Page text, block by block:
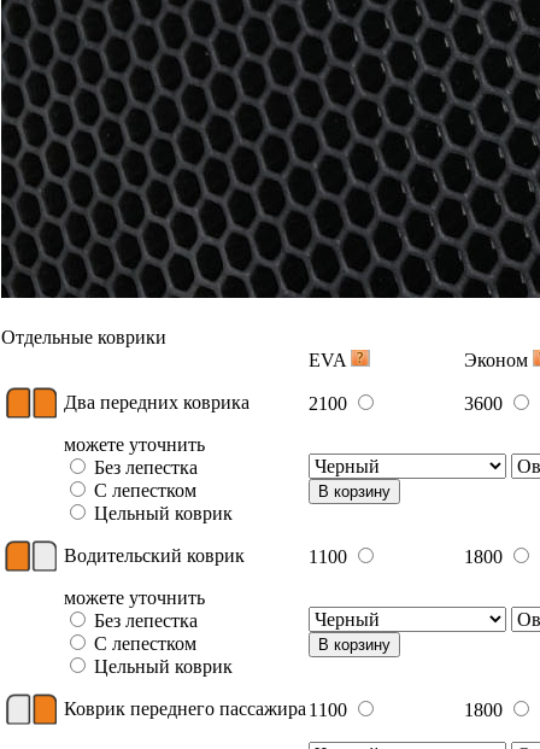
Отдельные коврики
EVA
Эконом
Два передних коврика 2100
3600
можете уточнить
Без лепестка
С лепестком
Цельный коврик
В корзину
Водительский коврик 1100
1800
можете уточнить
Без лепестка
С лепестком
Цельный коврик
В корзину
Коврик переднего пассажира 1100 1800